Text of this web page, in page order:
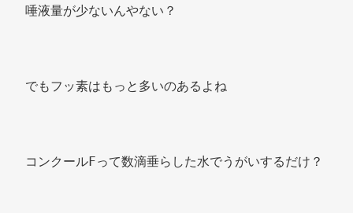
唾液量が少ないんやない？
でもフッ素はもっと多いのあるよね